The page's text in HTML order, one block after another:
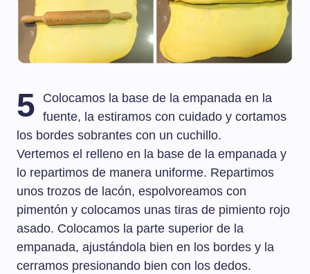
5
Colocamos la base de la empanada en la
fuente, la estiramos con cuidado y cortamos
los bordes sobrantes con un cuchillo.
Vertemos el relleno en la base de la empanada y
lo repartimos de manera uniforme. Repartimos
unos trozos de lacón, espolvoreamos con
pimentón y colocamos unas tiras de pimiento rojo
asado. Colocamos la parte superior de la
empanada, ajustándola bien en los bordes y la
cerramos presionando bien con los dedos.